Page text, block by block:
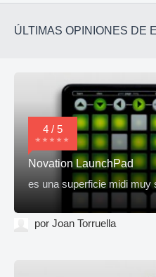
ÚLTIMAS OPINIONES DE
4 / 5
Novation LaunchPad
es una superficie midi muy
por Joan Torruella